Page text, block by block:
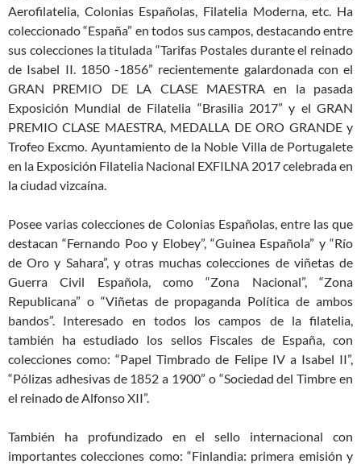
Aerofilatelia, Colonias Españolas, Filatelia Moderna, etc. Ha
coleccionado “España” en todos sus campos, destacando entre
sus colecciones la titulada “Tarifas Postales durante el reinado
de Isabel II. 1850 -1856” recientemente galardonada con el
GRAN PREMIO DE LA CLASE MAESTRA en la pasada
Exposición Mundial de Filatelia “Brasilia 2017” y el GRAN
PREMIO CLASE MAESTRA, MEDALLA DE ORO GRANDE y
Trofeo Excmo. Ayuntamiento de la Noble Villa de Portugalete
en la Exposición Filatelia Nacional EXFILNA 2017 celebrada en
la ciudad vizcaína.
Posee varias colecciones de Colonias Españolas, entre las que
destacan “Fernando Poo y Elobey”, “Guinea Española” y “Río
de Oro y Sahara”, y otras muchas colecciones de viñetas de
Guerra Civil Española, como “Zona Nacional”, “Zona
Republicana” o “Viñetas de propaganda Política de ambos
bandos”. Interesado en todos los campos de la filatelia,
también ha estudiado los sellos Fiscales de España, con
colecciones como: “Papel Timbrado de Felipe IV a Isabel II”,
“Pólizas adhesivas de 1852 a 1900” o “Sociedad del Timbre en
el reinado de Alfonso XII”.
También ha profundizado en el sello internacional con
importantes colecciones como: “Finlandia: primera emisión y